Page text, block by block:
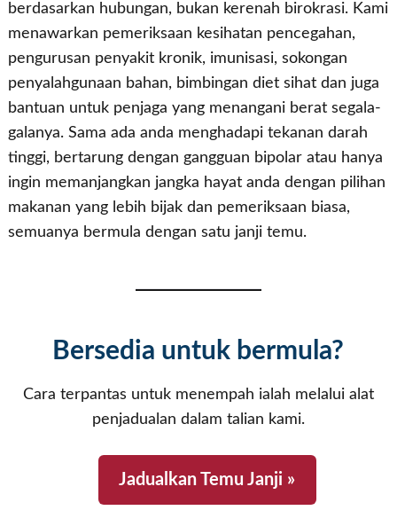
berdasarkan hubungan, bukan kerenah birokrasi. Kami
menawarkan pemeriksaan kesihatan pencegahan,
pengurusan penyakit kronik, imunisasi, sokongan
penyalahgunaan bahan, bimbingan diet sihat dan juga
bantuan untuk penjaga yang menangani berat segala-
galanya. Sama ada anda menghadapi tekanan darah
tinggi, bertarung dengan gangguan bipolar atau hanya
ingin memanjangkan jangka hayat anda dengan pilihan
makanan yang lebih bijak dan pemeriksaan biasa,
semuanya bermula dengan satu janji temu.
Bersedia untuk bermula?
Cara terpantas untuk menempah ialah melalui alat
penjadualan dalam talian kami.
Jadualkan Temu Janji »